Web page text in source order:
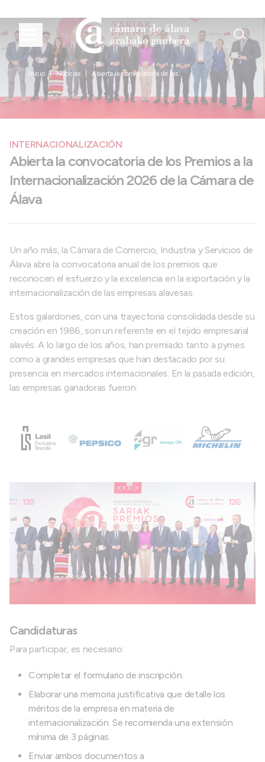
Inicio Noticias Abierta la convocatoria de los...
INTERNACIONALIZACIÓN
Abierta la convocatoria de los Premios a la
Internacionalización 2026 de la Cámara de
Álava
Un año más, la Cámara de Comercio, Industria y Servicios de
Álava abre la convocatoria anual de los premios que
reconocen el esfuerzo y la excelencia en la exportación y la
internacionalización de las empresas alavesas.
Estos galardones, con una trayectoria consolidada desde su
creación en 1986, son un referente en el tejido empresarial
alavés. A lo largo de los años, han premiado tanto a pymes
como a grandes empresas que han destacado por su
presencia en mercados internacionales. En la pasada edición,
las empresas ganadoras fueron:
Candidaturas
Para participar, es necesario:
Completar el formulario de inscripción.
Elaborar una memoria justificativa que detalle los
méritos de la empresa en materia de
internacionalización. Se recomienda una extensión
mínima de 3 páginas.
Enviar ambos documentos a